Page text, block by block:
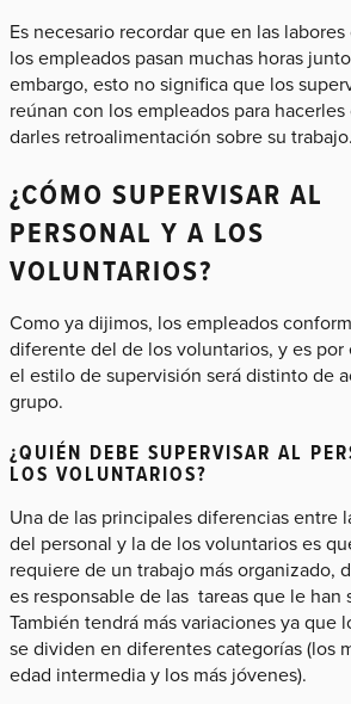
Es necesario recordar que en las
los empleados pasan muchas horas
embargo, esto no significa que los
reúnan con los empleados para
darles retroalimentación sobre su trabajo.
¿CÓMO SUPERVISAR AL
PERSONAL Y A LOS
VOLUNTARIOS?
Como ya dijimos, los empleados
diferente del de los voluntarios, y es por
el estilo de supervisión será distinto de
grupo.
¿QUIÉN DEBE SUPERVISAR AL
LOS VOLUNTARIOS?
Una de las principales diferencias entre
del personal y la de los voluntarios es
requiere de un trabajo más organizado,
es responsable de las tareas que le han
También tendrá más variaciones ya que
se dividen en diferentes categorías (los
edad intermedia y los más jóvenes).